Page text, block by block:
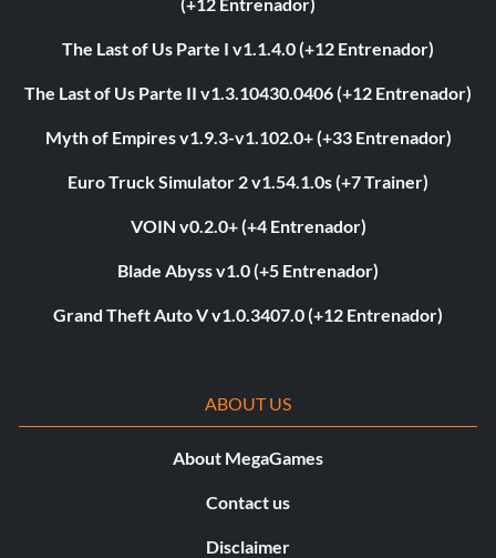
The Last of Us Parte I v1.1.4.0 (+12 Entrenador)
The Last of Us Parte II v1.3.10430.0406 (+12 Entrenador)
Myth of Empires v1.9.3-v1.102.0+ (+33 Entrenador)
Euro Truck Simulator 2 v1.54.1.0s (+7 Trainer)
VOIN v0.2.0+ (+4 Entrenador)
Blade Abyss v1.0 (+5 Entrenador)
Grand Theft Auto V v1.0.3407.0 (+12 Entrenador)
ABOUT US
About MegaGames
Contact us
Disclaimer